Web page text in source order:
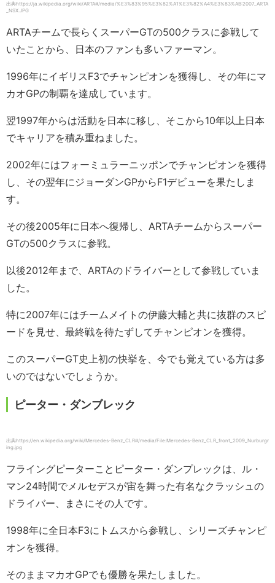
出典https://ja.wikipedia.org/wiki/ARTA#/media/%E3%83%95%E3%82%A1%E3%82%A4%E3%83%AB:2007_ARTA
_NSX.JPG
ARTAチームで長らくスーパーGTの500クラスに参戦して
いたことから、日本のファンも多いファーマン。
1996年にイギリスF3でチャンピオンを獲得し、その年にマ
カオGPの制覇を達成しています。
翌1997年からは活動を日本に移し、そこから10年以上日本
でキャリアを積み重ねました。
2002年にはフォーミュラーニッポンでチャンピオンを獲得
し、その翌年にジョーダンGPからF1デビューを果たしま
す。
その後2005年に日本へ復帰し、ARTAチームからスーパー
GTの500クラスに参戦。
以後2012年まで、ARTAのドライバーとして参戦していま
した。
特に2007年にはチームメイトの伊藤大輔と共に抜群のスピ
ードを見せ、最終戦を待たずしてチャンピオンを獲得。
このスーパーGT史上初の快挙を、今でも覚えている方は多
いのではないでしょうか。
ピーター・ダンブレック
出典https://en.wikipedia.org/wiki/Mercedes-Benz_CLR#/media/File:Mercedes-Benz_CLR_front_2009_Nurburgr
ing.jpg
フライングピーターことピーター・ダンプレックは、ル・
マン24時間でメルセデスが宙を舞った有名なクラッシュの
ドライバー、まさにその人です。
1998年に全日本F3にトムスから参戦し、シリーズチャンピ
オンを獲得。
そのままマカオGPでも優勝を果たしました。